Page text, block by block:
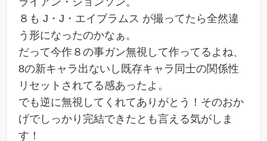
８も J・J・エイブラムス が撮ってたら全然違
う形になったのかなぁ。
だって今作８の事ガン無視して作ってるよね、
8の新キャラ出ないし既存キャラ同士の関係性
リセットされてる感あったよ。
でも逆に無視してくれてありがとう！そのおか
げでしっかり完結できたとも言える気がしま
す！